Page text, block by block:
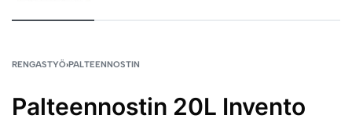
RENGASTYÖ›PALTEENNOSTIN
Palteennostin 20L Invento